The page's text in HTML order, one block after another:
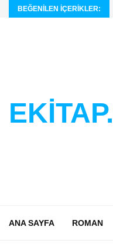
BEĞENILEN IÇERIKLER:
ANA SAYFA ROMAN